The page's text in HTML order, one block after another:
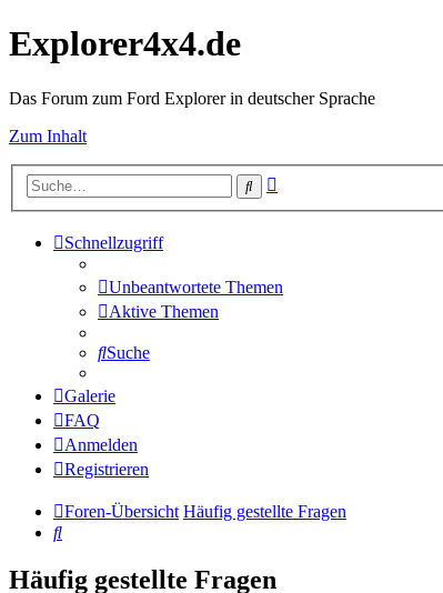
Explorer4x4.de
Das Forum zum Ford Explorer in deutscher Sprache
Zum Inhalt
Suche
Schnellzugriff
Unbeantwortete Themen
Aktive Themen
Suche
Galerie
FAQ
Anmelden
Registrieren
Foren-Übersicht Häufig gestellte Fragen
Suche
Häufig gestellte Fragen